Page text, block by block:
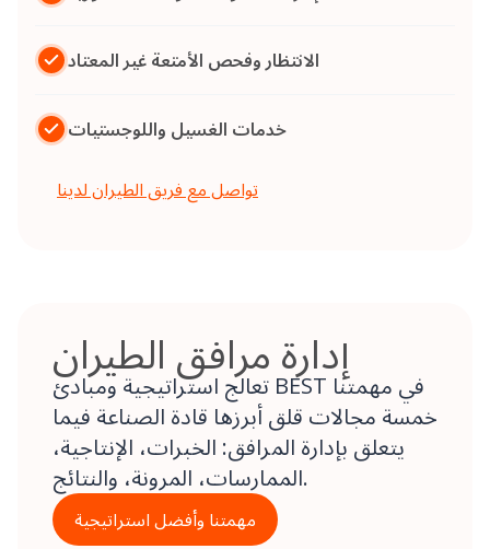
الانتظار وفحص الأمتعة غير المعتاد
خدمات الغسيل واللوجستيات
تواصل مع فريق الطيران لدينا
إدارة مرافق الطيران
تعالج استراتيجية ومبادئ BEST في مهمتنا
خمسة مجالات قلق أبرزها قادة الصناعة فيما
يتعلق بإدارة المرافق: الخبرات، الإنتاجية،
الممارسات، المرونة، والنتائج.
مهمتنا وأفضل استراتيجية